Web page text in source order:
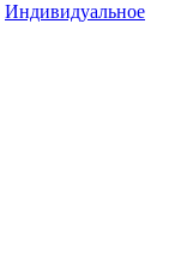
Индивидуальное